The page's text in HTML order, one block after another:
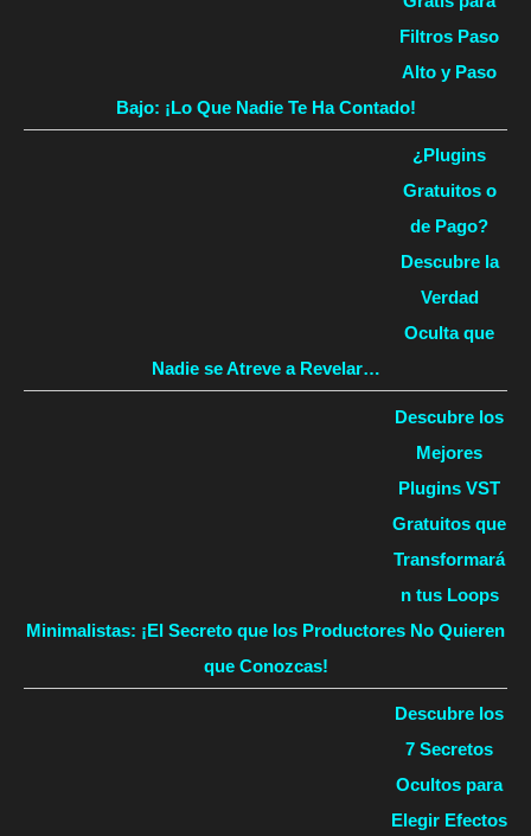
Filtros Paso
Alto y Paso
Bajo: ¡Lo Que Nadie Te Ha Contado!
¿Plugins
Gratuitos o
de Pago?
Descubre la
Verdad
Oculta que
Nadie se Atreve a Revelar…
Descubre los
Mejores
Plugins VST
Gratuitos que
Transformará
n tus Loops
Minimalistas: ¡El Secreto que los Productores No Quieren
que Conozcas!
Descubre los
7 Secretos
Ocultos para
Elegir Efectos